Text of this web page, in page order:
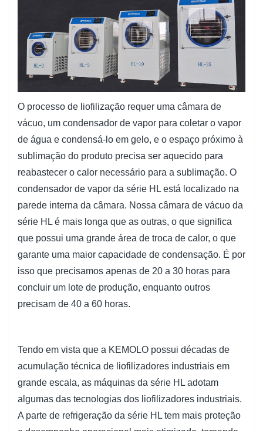
O processo de liofilização requer uma câmara de
vácuo, um condensador de vapor para coletar o vapor
de água e condensá-lo em gelo, e o espaço próximo à
sublimação do produto precisa ser aquecido para
reabastecer o calor necessário para a sublimação. O
condensador de vapor da série HL está localizado na
parede interna da câmara. Nossa câmara de vácuo da
série HL é mais longa que as outras, o que significa
que possui uma grande área de troca de calor, o que
garante uma maior capacidade de condensação. É por
isso que precisamos apenas de 20 a 30 horas para
concluir um lote de produção, enquanto outros
precisam de 40 a 60 horas.
Tendo em vista que a KEMOLO possui décadas de
acumulação técnica de liofilizadores industriais em
grande escala, as máquinas da série HL adotam
algumas das tecnologias dos liofilizadores industriais.
A parte de refrigeração da série HL tem mais proteção